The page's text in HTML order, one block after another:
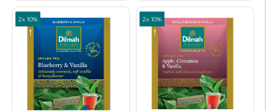
2x 10% 2x 10%